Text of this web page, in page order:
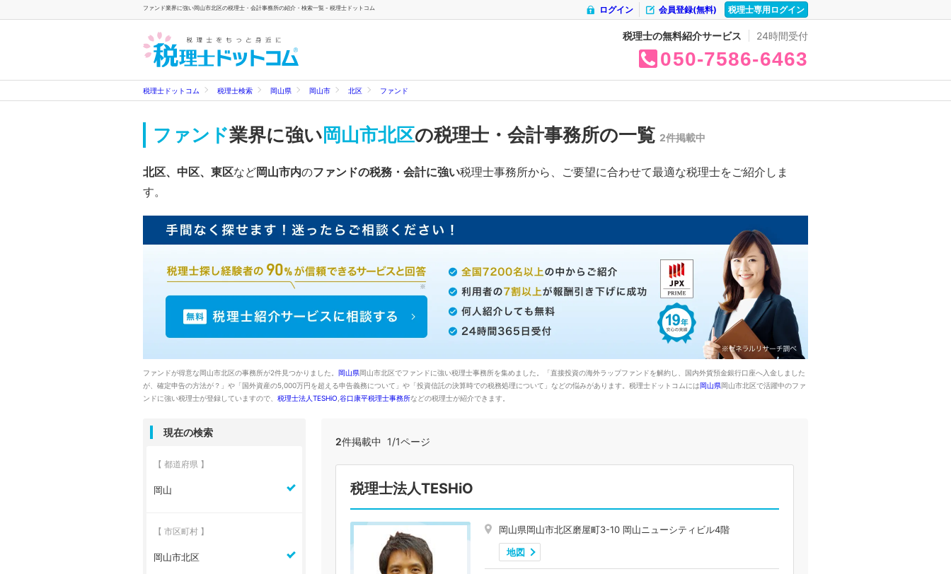
ファンド業界に強い岡山市北区の税理士・会計事務所の紹介・検索一覧 - 税理士ドットコム 税理士専用ログイン
会員登録(無料)
ログイン
税理士の無料紹介サービス 24時間受付
050 7586 6463
税理士ドットコム 税理士検索 岡山県 岡山市 北区 ファンド
ファンド業界に強い岡山市北区の税理士・会計事務所の一覧 2件掲載中
北区、中区、東区など岡山市内のファンドの税務・会計に強い税理士事務所から、ご要望に合わせて最適な税理士をご紹介しま
す。
ファンドが得意な岡山市北区の事務所が2件見つかりました。 岡山県岡山市北区でファンドに強い税理士事務所を集めました。「直接投資の海外ラップファンドを解約し、国内外貨預金銀行口座へ入金しました
が、確定申告の方法が？」や「国外資産の5,000万円を超える申告義務について」や「投資信託の決算時での税務処理について」などの悩みがあります。税理士ドットコムには岡山県岡山市北区で活躍中のファ
ンドに強い税理士が登録していますので、 税理士法人TESHiO 谷口康平税理士事務所などの税理士が紹介できます。
2件掲載中 1/1ページ
税理士法人TESHiO
岡山県岡山市北区磨屋町3-10 岡山ニューシティビル4階
地図
現在の検索
【 都道府県 】
岡山
【 市区町村 】
岡山市北区